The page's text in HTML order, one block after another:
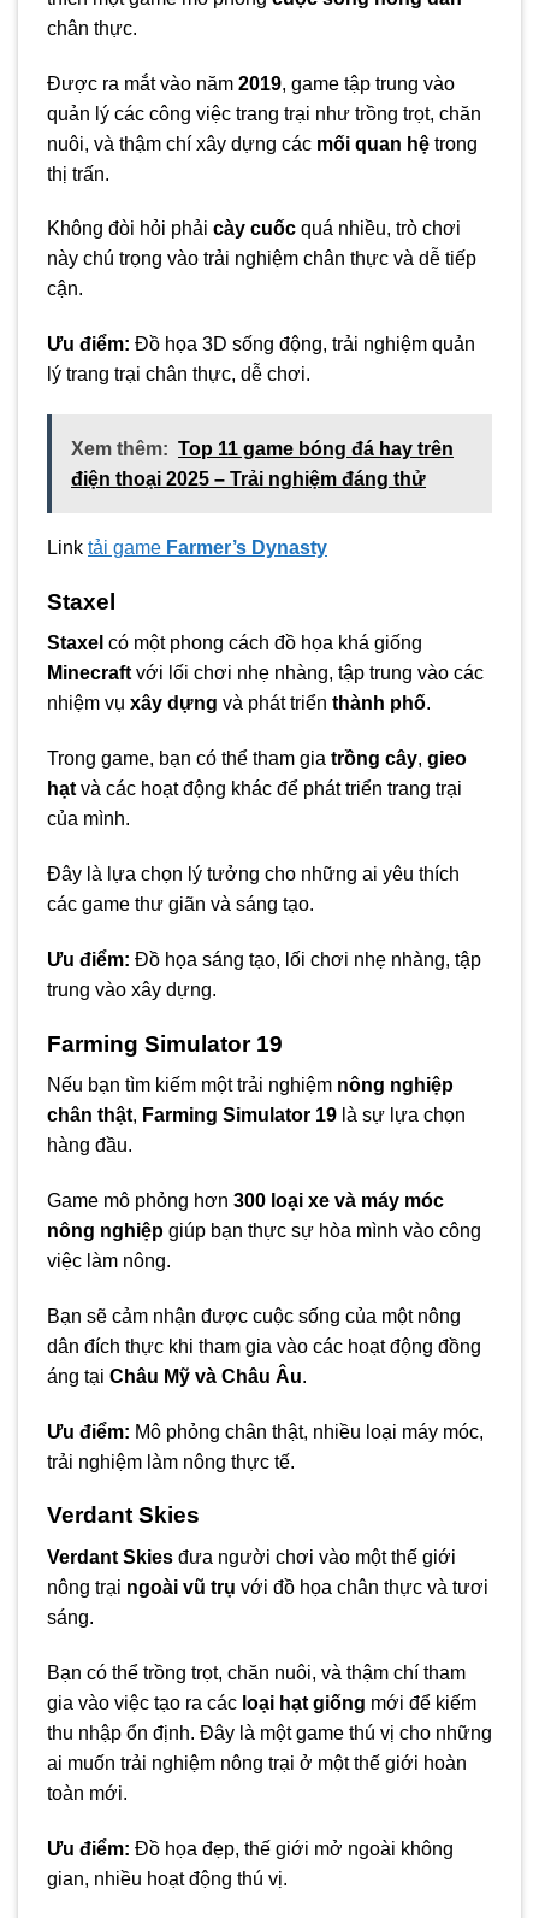
chân thực.
Được ra mắt vào năm 2019, game tập trung vào
quản lý các công việc trang trại như trồng trọt, chăn
nuôi, và thậm chí xây dựng các mối quan hệ trong
thị trấn.
Không đòi hỏi phải cày cuốc quá nhiều, trò chơi
này chú trọng vào trải nghiệm chân thực và dễ tiếp
cận.
Ưu điểm: Đồ họa 3D sống động, trải nghiệm quản
lý trang trại chân thực, dễ chơi.
Xem thêm: Top 11 game bóng đá hay trên
điện thoại 2025 – Trải nghiệm đáng thử
Link tải game Farmer’s Dynasty
Staxel
Staxel có một phong cách đồ họa khá giống
Minecraftvới lối chơi nhẹ nhàng, tập trung vào các
nhiệm vụ xây dựng và phát triển thành phố.
Trong game, bạn có thể tham gia trồng cây, gieo
hạt và các hoạt động khác để phát triển trang trại
của mình.
Đây là lựa chọn lý tưởng cho những ai yêu thích
các game thư giãn và sáng tạo.
Ưu điểm: Đồ họa sáng tạo, lối chơi nhẹ nhàng, tập
trung vào xây dựng.
Farming Simulator 19
Nếu bạn tìm kiếm một trải nghiệm nông nghiệp
chân thật, Farming Simulator 19 là sự lựa chọn
hàng đầu.
Game mô phỏng hơn 300 loại xe và máy móc
nông nghiệp giúp bạn thực sự hòa mình vào công
việc làm nông.
Bạn sẽ cảm nhận được cuộc sống của một nông
dân đích thực khi tham gia vào các hoạt động đồng
áng tại Châu Mỹ và Châu Âu.
Ưu điểm: Mô phỏng chân thật, nhiều loại máy móc,
trải nghiệm làm nông thực tế.
Verdant Skies
Verdant Skies đưa người chơi vào một thế giới
nông trại ngoài vũ trụ với đồ họa chân thực và tươi
sáng.
Bạn có thể trồng trọt, chăn nuôi, và thậm chí tham
gia vào việc tạo ra các loại hạt giống mới để kiếm
thu nhập ổn định. Đây là một game thú vị cho những
ai muốn trải nghiệm nông trại ở một thế giới hoàn
toàn mới.
Ưu điểm: Đồ họa đẹp, thế giới mở ngoài không
gian, nhiều hoạt động thú vị.